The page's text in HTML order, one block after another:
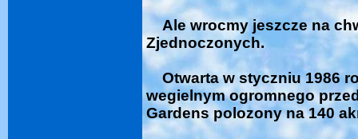
Ale wrocmy jeszcze na
Zjednoczonych.
Otwarta w styczniu 1986
wegielnym ogromnego
Gardens polozony na 140